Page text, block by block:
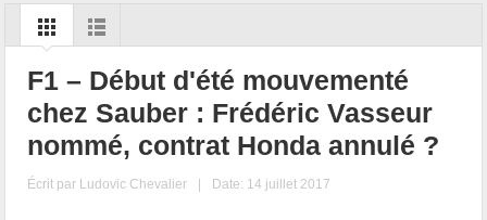
F1 – Début d'été mouvementé
chez Sauber : Frédéric Vasseur
nommé, contrat Honda annulé ?
Écrit par Ludovic Chevalier | Date: 14 juillet 2017